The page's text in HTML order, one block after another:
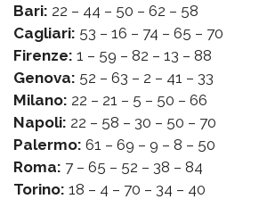
Bari: 22 – 44 – 50 – 62 – 58
Cagliari: 53 – 16 – 74 – 65 – 70
Firenze: 1 – 59 – 82 – 13 – 88
Genova: 52 – 63 – 2 – 41 – 33
Milano: 22 – 21 – 5 – 50 – 66
Napoli: 22 – 58 – 30 – 50 – 70
Palermo: 61 – 69 – 9 – 8 – 50
Roma: 7 – 65 – 52 – 38 – 84
Torino: 18 – 4 – 70 – 34 – 40